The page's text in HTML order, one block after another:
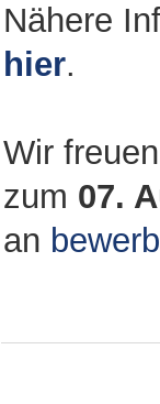
Nähere
hier.
Wir
zum 07.
an